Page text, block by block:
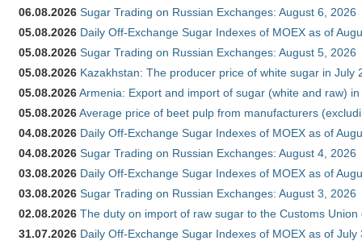
06.08.2026 Sugar Trading on Russian Exchanges: August 6, 2026
05.08.2026 Daily Off-Exchange Sugar Indexes of MOEX as of
05.08.2026 Sugar Trading on Russian Exchanges: August 5, 2026
05.08.2026 Kazakhstan: The producer price of white sugar in July
05.08.2026Armenia: Export and import of sugar (white and raw)
05.08.2026Average price of beet pulp from manufacturers
04.08.2026 Daily Off-Exchange Sugar Indexes of MOEX as of
04.08.2026 Sugar Trading on Russian Exchanges: August 4, 2026
03.08.2026 Daily Off-Exchange Sugar Indexes of MOEX as of
03.08.2026 Sugar Trading on Russian Exchanges: August 3, 2026
02.08.2026 The duty on import of raw sugar to the Customs
31.07.2026 Daily Off-Exchange Sugar Indexes of MOEX as of July